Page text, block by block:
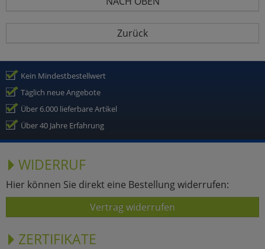
Zurück
Kein Mindestbestellwert
Täglich neue Angebote
Über 6.000 lieferbare Artikel
Über 40 Jahre Erfahrung
WIDERRUF
Hier können Sie direkt eine Bestellung widerrufen:
Vertrag widerrufen
ZERTIFIKATE